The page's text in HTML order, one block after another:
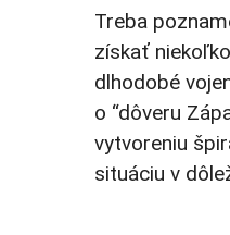
Treba
získať
dlhodobé
o “dôveru
vytvoreniu
situáciu v